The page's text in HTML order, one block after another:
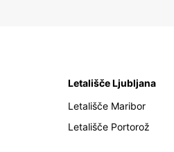
Letališče Ljubljana
Letališče Maribor
Letališče Portorož